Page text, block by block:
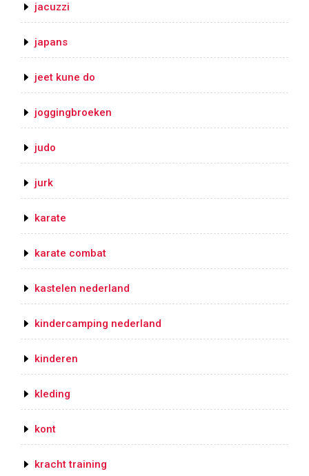
jacuzzi
japans
jeet kune do
joggingbroeken
judo
jurk
karate
karate combat
kastelen nederland
kindercamping nederland
kinderen
kleding
kont
kracht training